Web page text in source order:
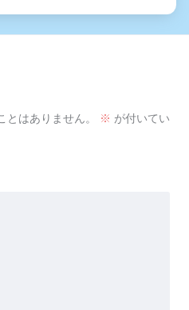
とはありません。 ※ が付いてい